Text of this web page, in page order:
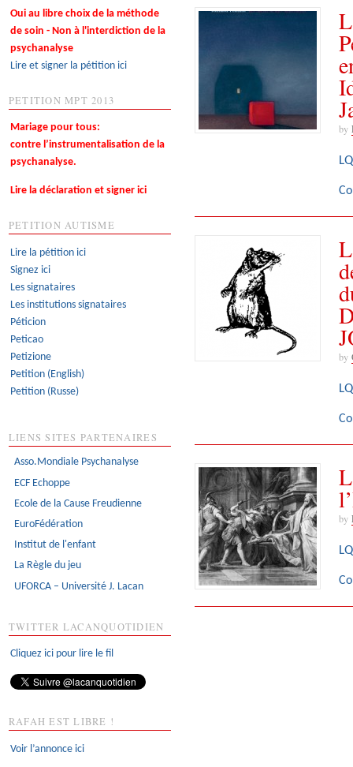
by
by
by
Oui au libre choix de la méthode
de soin - Non à l'interdiction de la
psychanalyse
Lire et signer la pétition ici
PETITION MPT 2013
Mariage pour tous:
contre l’instrumentalisation de la
psychanalyse.
Lire la déclaration et signer ici
PETITION AUTISME
Lire la pétition ici
Signez ici
Les signataires
Les institutions signataires
Péticion
Peticao
Petizione
Petition (English)
Petition (Russe)
LIENS SITES PARTENAIRES
Asso.Mondiale Psychanalyse
ECF Echoppe
Ecole de la Cause Freudienne
EuroFédération
Institut de l'enfant
La Règle du jeu
UFORCA – Université J. Lacan
TWITTER LACANQUOTIDIEN
Cliquez ici pour lire le fil
RAFAH EST LIBRE !
Voir l’annonce ici